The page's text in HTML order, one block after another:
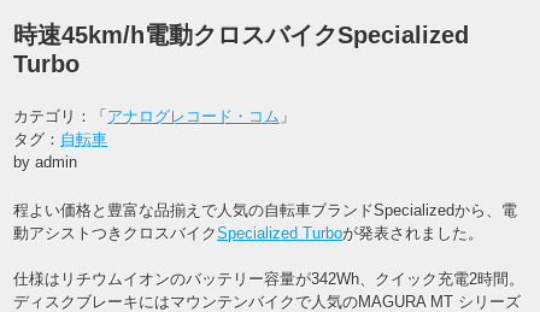
時速45km/h電動クロスバイクSpecialized
Turbo
カテゴリ：「アナログレコード・コム 」
タグ： 自転車
by admin
程よい価格と豊富な品揃えで人気の自転車ブランドSpecializedから、電
動アシストつきクロスバイクSpecialized Turboが発表されました。
仕様はリチウムイオンのバッテリー容量が342Wh、クイック充電2時間。
ディスクブレーキにはマウンテンバイクで人気のMAGURA MT シリーズ